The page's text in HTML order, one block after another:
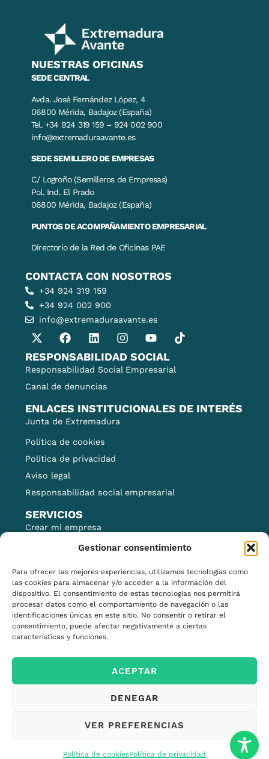
Gestionar consentimiento
Para ofrecer las mejores experiencias, utilizamos tecnologías como
las cookies para almacenar y/o acceder a la información del
dispositivo. El consentimiento de estas tecnologías nos permitirá
procesar datos como el comportamiento de navegación o las
identificaciones únicas en este sitio. No consentir o retirar el
consentimiento, puede afectar negativamente a ciertas
características y funciones.
ACEPTAR
DENEGAR
VER PREFERENCIAS
Política de cookiesPolítica de privacidad
NUESTRAS OFICINAS
SEDE CENTRAL
Avda. José Fernández López, 4
06800 Mérida, Badajoz (España)
Tel. +34 924 319 159 – 924 002 900
info@extremaduraavante.es
SEDE SEMILLERO DE EMPRESAS
C/ Logroño (Semilleros de Empresas)
Pol. Ind. El Prado
06800 Mérida, Badajoz (España)
PUNTOS DE ACOMPAÑAMIENTO EMPRESARIAL
Directorio de la Red de Oficinas PAE
CONTACTA CON NOSOTROS
+34 924 319 159
+34 924 002 900
info@extremaduraavante.es
RESPONSABILIDAD SOCIAL
Responsabilidad Social Empresarial
Canal de denuncias
ENLACES INSTITUCIONALES DE INTERÉS
Junta de Extremadura
Política de cookies
Política de privacidad
Aviso legal
Responsabilidad social empresarial
SERVICIOS
Crear mi empresa
Impulso del comercio local
Comercio exterior
Marca y posicionamiento
Infraestructuras industriales
© 2026 Todos los derechos reservados